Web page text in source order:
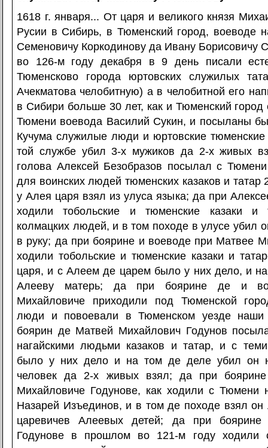
1618 г. января... От царя и великого князя
Русии в Сибирь, в Тюменский город, воеводе
Семеновичу Коркодинову да Ивану Борисовичу
во 126-м году декабря в 9 день писали
Тюменсково города юртовских служилых
Ачекматова челобитную) а в челобитной его
в Сибири больше 30 лет, как и Тюменский
Тюмени воевода Василий Сукин, и посыланы
Кучума служилые люди и юртовские
той службе убил 3-х мужиков да 2-х живых
голова Алексей Безобразов посылал с
для воинских людей тюменских казаков и татар
у Алея царя взял из улуса языка; да при
ходили тобольские и тюменские казаки и
колмацких людей, и в том походе в улусе убил
в руку; да при боярине и воеводе при Матвее
ходили тобольские и тюменские казаки и
царя, и с Алеем де царем было у них дело, и
Алееву матерь; да при боярине де и
Михайловиче приходили под Тюменской
люди и повоевали в Тюменском уезде наши
боярин де Матвей Михайлович Годунов
нагайскими людьми казаков и татар, и с
было у них дело и на том де деле убил он
человек да 2-х живых взял; да при
Михайловиче Годунове, как ходили с Тюмени
Назарей Изъединов, и в том де походе взял
царевичев Алеевых детей; да при
Годунове в прошлом во 121-м году